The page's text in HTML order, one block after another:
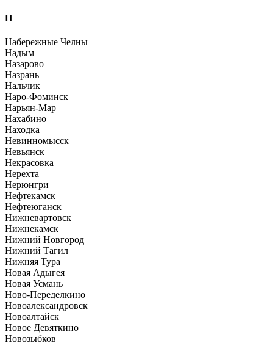
Н
Набережные Челны
Надым
Назарово
Назрань
Нальчик
Наро-Фоминск
Нарьян-Мар
Нахабино
Находка
Невинномысск
Невьянск
Некрасовка
Нерехта
Нерюнгри
Нефтекамск
Нефтеюганск
Нижневартовск
Нижнекамск
Нижний Новгород
Нижний Тагил
Нижняя Тура
Новая Адыгея
Новая Усмань
Ново-Переделкино
Новоалександровск
Новоалтайск
Новое Девяткино
Новозыбков